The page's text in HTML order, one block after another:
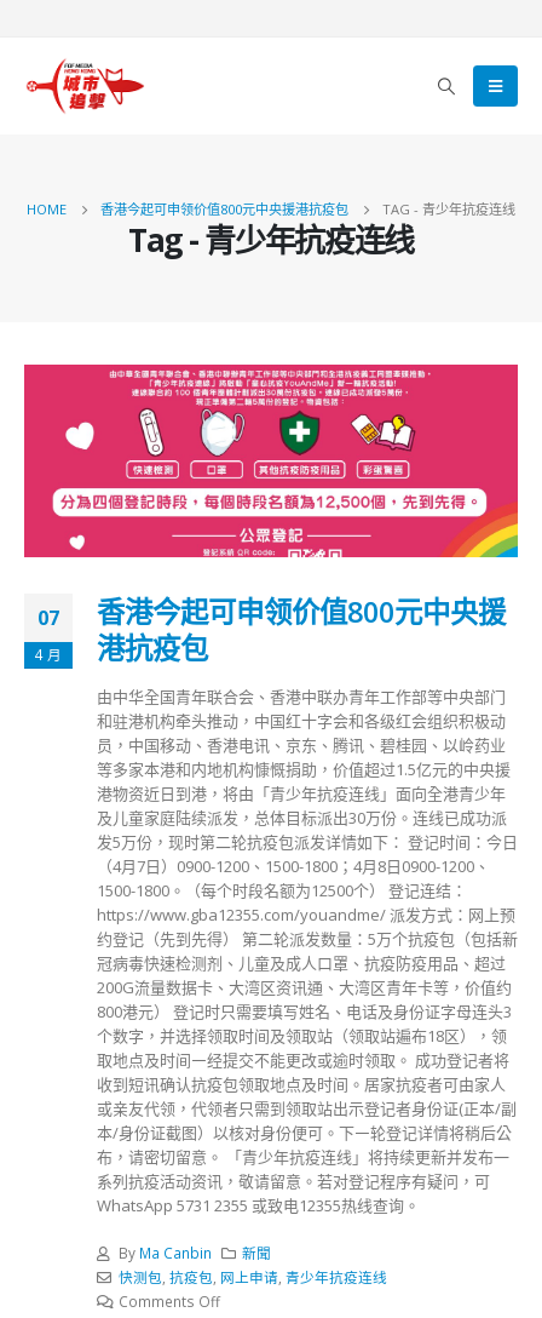
HOME 香港今起可申领价值800元中央援港抗疫包 TAG - 青少年抗疫连线
Tag - 青少年抗疫连线
07
4 月
香港今起可申领价值800元中央援
港抗疫包
由中华全国青年联合会、香港中联办青年工作部等中央部门
和驻港机构牵头推动，中国红十字会和各级红会组织积极动
员，中国移动、香港电讯、京东、腾讯、碧桂园、以岭药业
等多家本港和内地机构慷慨捐助，价值超过1.5亿元的中央援
港物资近日到港，将由「青少年抗疫连线」面向全港青少年
及儿童家庭陆续派发，总体目标派出30万份。连线已成功派
发5万份，现时第二轮抗疫包派发详情如下： 登记时间：今日
（4月7日）0900-1200、1500-1800；4月8日0900-1200、
1500-1800。（每个时段名额为12500个） 登记连结：
https://www.gba12355.com/youandme/ 派发方式：网上预
约登记（先到先得） 第二轮派发数量：5万个抗疫包（包括新
冠病毒快速检测剂、儿童及成人口罩、抗疫防疫用品、超过
200G流量数据卡、大湾区资讯通、大湾区青年卡等，价值约
800港元） 登记时只需要填写姓名、电话及身份证字母连头3
个数字，并选择领取时间及领取站（领取站遍布18区），领
取地点及时间㇐经提交不能更改或逾时领取。 成功登记者将
收到短讯确认抗疫包领取地点及时间。居家抗疫者可由家人
或亲友代领，代领者只需到领取站出示登记者身份证(正本/副
本/身份证截图）以核对身份便可。下㇐轮登记详情将稍后公
布，请密切留意。 「青少年抗疫连线」将持续更新并发布一
系列抗疫活动资讯，敬请留意。若对登记程序有疑问，可
WhatsApp 5731 2355 或致电12355热线查询。
By Ma Canbin
新聞
快测包 抗疫包 网上申请, 青少年抗疫连线
Comments Off